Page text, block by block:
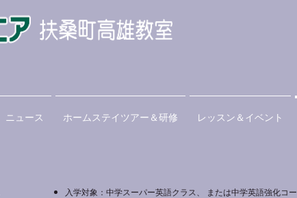
ニュース ホームステイツアー＆研修 レッスン＆イベント
入学対象：中学スーパー英語クラス、 または中学英語強化コー